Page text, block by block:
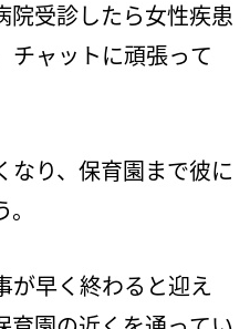
院受診したら女性疾患
チャットに頑張って
なり、保育園まで彼に
が早く終わると迎え